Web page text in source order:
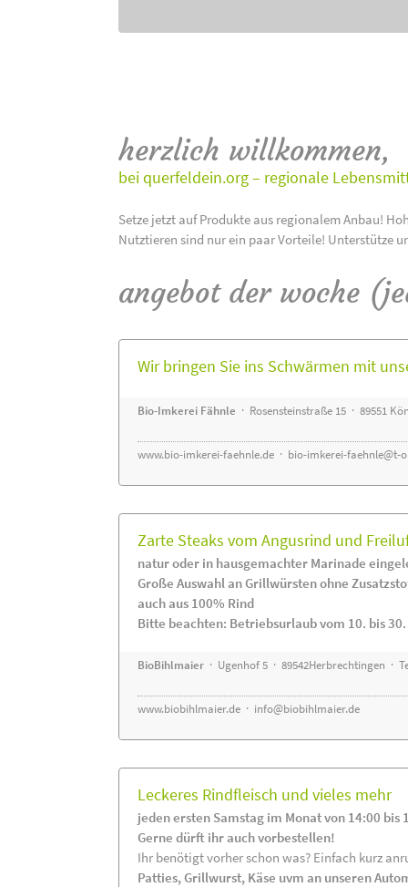
herzlich willkommen,
bei querfeldein.org – regionale
Setze jetzt auf Produkte aus regionalem Anbau!
Nutztieren sind nur ein paar Vorteile! Unterstütze
angebot der woche
Wir bringen Sie ins Schwärmen mit
Bio-Imkerei Fähnle · Rosensteinstraße 15 · 89551
www.bio-imkerei-faehnle.de · bio-imkerei-faehnle@t-
Zarte Steaks vom Angusrind und
natur oder in hausgemachter Marinade
Große Auswahl an Grillwürsten ohne
auch aus 100% Rind
Bitte beachten: Betriebsurlaub vom 10. bis
BioBihlmaier · Ugenhof 5 · 89542Herbrechtingen ·
www.biobihlmaier.de · info@biobihlmaier.de
Leckeres Rindfleisch und vieles mehr
jeden ersten Samstag im Monat von 14:00 bis
Gerne dürft ihr auch vorbestellen!
Ihr benötigt vorher schon was? Einfach kurz
Patties, Grillwurst, Käse uvm an unseren